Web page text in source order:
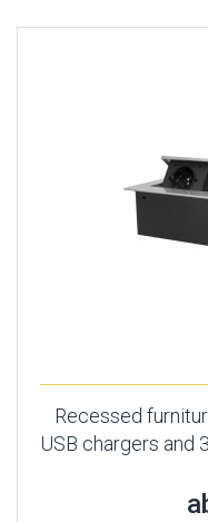
Recessed
USB chargers and